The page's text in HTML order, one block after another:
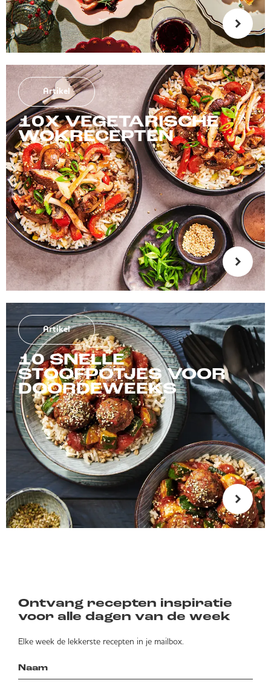
Artikel
10X VEGETARISCHE
WOKRECEPTEN
Artikel
10 SNELLE
STOOFPOTJES VOOR
DOORDEWEEKS
Ontvang recepten inspiratie
voor alle dagen van de week
Elke week de lekkerste recepten in je mailbox.